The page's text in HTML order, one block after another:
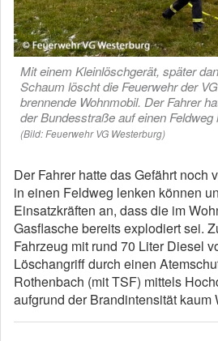
Mit einem Kleinlöschgerät, später
Schaum löscht die Feuerwehr der
brennende Wohnmobil. Der Fahrer
der Bundesstraße auf einen Feldweg
(Bild: Feuerwehr VG Westerburg)
Der Fahrer hatte das Gefährt noch
in einen Feldweg lenken können
Einsatzkräften an, dass die im
Gasflasche bereits explodiert sei.
Fahrzeug mit rund 70 Liter Diesel
Löschangriff durch einen
Rothenbach (mit TSF) mittels
aufgrund der Brandintensität kaum